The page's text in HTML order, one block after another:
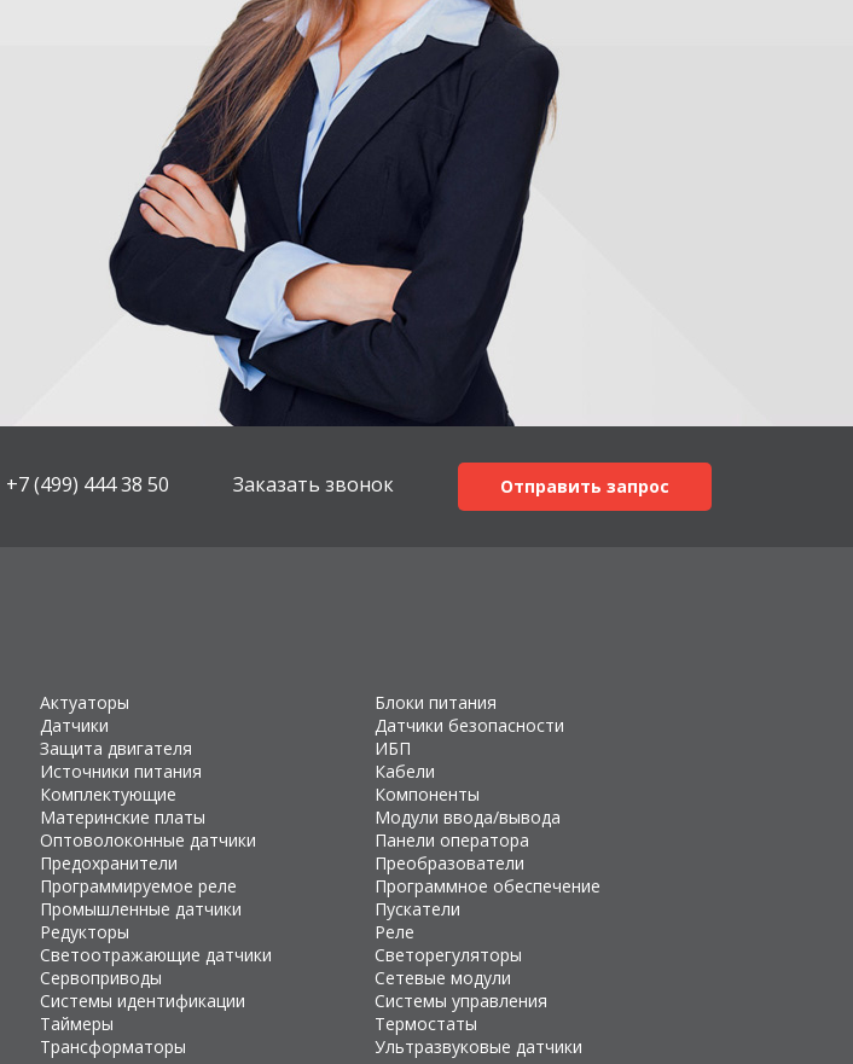
+7 (499) 444 38 50 Заказать звонок Отправить запрос
Актуаторы
Блоки питания
Датчики
Датчики безопасности
Защита двигателя
ИБП
Источники питания
Кабели
Комплектующие
Компоненты
Материнские платы
Модули ввода/вывода
Оптоволоконные датчики
Панели оператора
Предохранители
Преобразователи
Программируемое реле
Программное обеспечение
Промышленные датчики
Пускатели
Редукторы
Реле
Светоотражающие датчики
Светорегуляторы
Сервоприводы
Сетевые модули
Системы идентификации
Системы управления
Таймеры
Термостаты
Трансформаторы
Ультразвуковые датчики